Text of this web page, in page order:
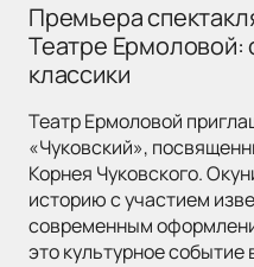
Премьера
Театре Ермоловой:
классики
Театр Ермоловой
«Чуковский»,
Корнея Чуковского.
историю с участием
современным
это культурное событие